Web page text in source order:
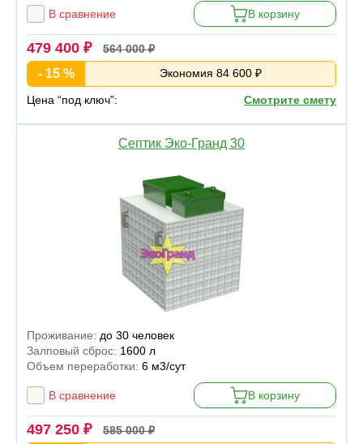
В сравнение В корзину
479 400 ₽ 564 000 ₽
- 15 % Экономия 84 600 ₽
Цена “под ключ”: Смотрите смету
Септик Эко-Гранд 30
Проживание: до 30 человек
Залповый сброс: 1600 л
Объем переработки: 6 м3/сут
В сравнение В корзину
497 250 ₽ 585 000 ₽